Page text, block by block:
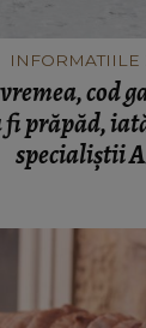
INFORMATIILE
cod
fi prăpăd,
specialiștii